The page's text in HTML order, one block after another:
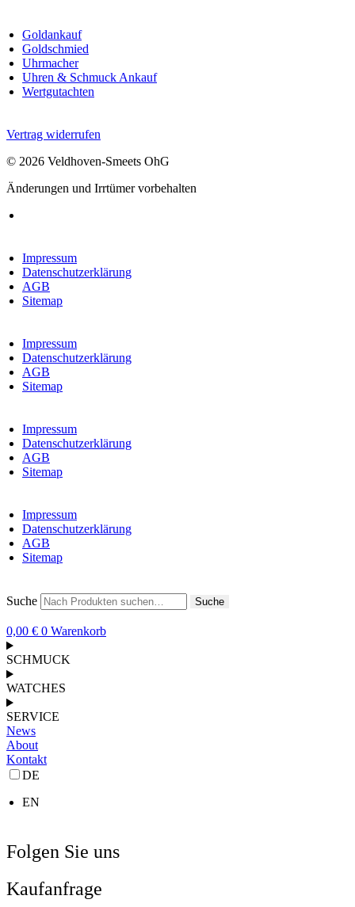
Goldankauf
Goldschmied
Uhrmacher
Uhren & Schmuck Ankauf
Wertgutachten
Vertrag widerrufen
© 2026 Veldhoven-Smeets OhG
Änderungen und Irrtümer vorbehalten
Impressum
Datenschutzerklärung
AGB
Sitemap
Impressum
Datenschutzerklärung
AGB
Sitemap
Impressum
Datenschutzerklärung
AGB
Sitemap
Impressum
Datenschutzerklärung
AGB
Sitemap
Suche Suche
0,00 € 0 Warenkorb
SCHMUCK
WATCHES
SERVICE
News
About
Kontakt
DE
EN
Folgen Sie uns
Kaufanfrage